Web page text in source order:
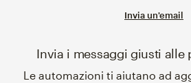
Invia un'email
Invia i messaggi giusti alle
Le automazioni ti aiutano ad